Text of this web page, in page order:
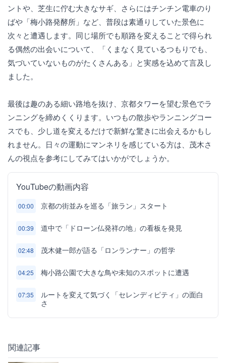
ントや、芝生に佇む大きなサギ、さらにはチンチン電車のり
ばや「梅小路発酵所」など、普段は素通りしていた景色に
次々と遭遇します。同じ場所でも順路を変えることで得られ
る偶然の出会いについて、「くまなく見ているつもりでも、
気づいていないものがたくさんある」と実感を込めて言及し
ました。
最後は趣のある細い路地を抜け、京都タワーを望む景色でラ
ンニングを締めくくります。いつもの散歩やランニングコー
スでも、少し道を変えるだけで新鮮な驚きに出会えるかもし
れません。日々の運動にマンネリを感じている方は、茂木さ
んの視点を参考にしてみてはいかがでしょうか。
YouTubeの動画内容
00:00 京都の街並みを巡る「旅ラン」スタート
00:39 道中で「ドローン仏発祥の地」の看板を発見
02:48 茂木健一郎が語る「ロンランナー」の哲学
04:25 梅小路公園で大きな鳥や未知のスポットに遭遇
07:35
ルートを変えて気づく「セレンディピティ」の面白
さ
関連記事